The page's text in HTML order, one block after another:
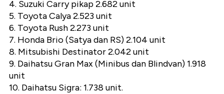
4. Suzuki Carry pikap 2.682 unit
5. Toyota Calya 2.523 unit
6. Toyota Rush 2.273 unit
7. Honda Brio (Satya dan RS) 2.104 unit
8. Mitsubishi Destinator 2.042 unit
9. Daihatsu Gran Max (Minibus dan Blindvan) 1.918
unit
10. Daihatsu Sigra: 1.738 unit.